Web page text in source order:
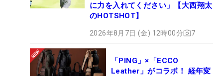
に力を入れてください」【大西翔太
のHOTSHOT】
2026年8月7日 (金) 12時00分 7
「PING」×「ECCO
Leather」がコラボ！ 経年変